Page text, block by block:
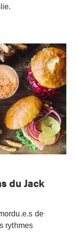
du Jack
de
rythmes